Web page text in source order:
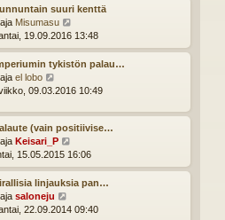
e
s
t
i
n
e
t
i
t
ä
u
u
s
i
n
i
e
s
t
i
suuri kenttä
Misumasu
ä
y
t
u
s
i
v
i
e
t
19.09.2016 13:48
tykistön palau…
el lobo
ä
t
ä
u
u
s
i
n
v
09.03.2016 10:49
(vain positiivise…
Keisari_P
ä
y
t
u
15.05.2015 16:06
linjauksia pan…
saloneju
ä
22.09.2014 09:40